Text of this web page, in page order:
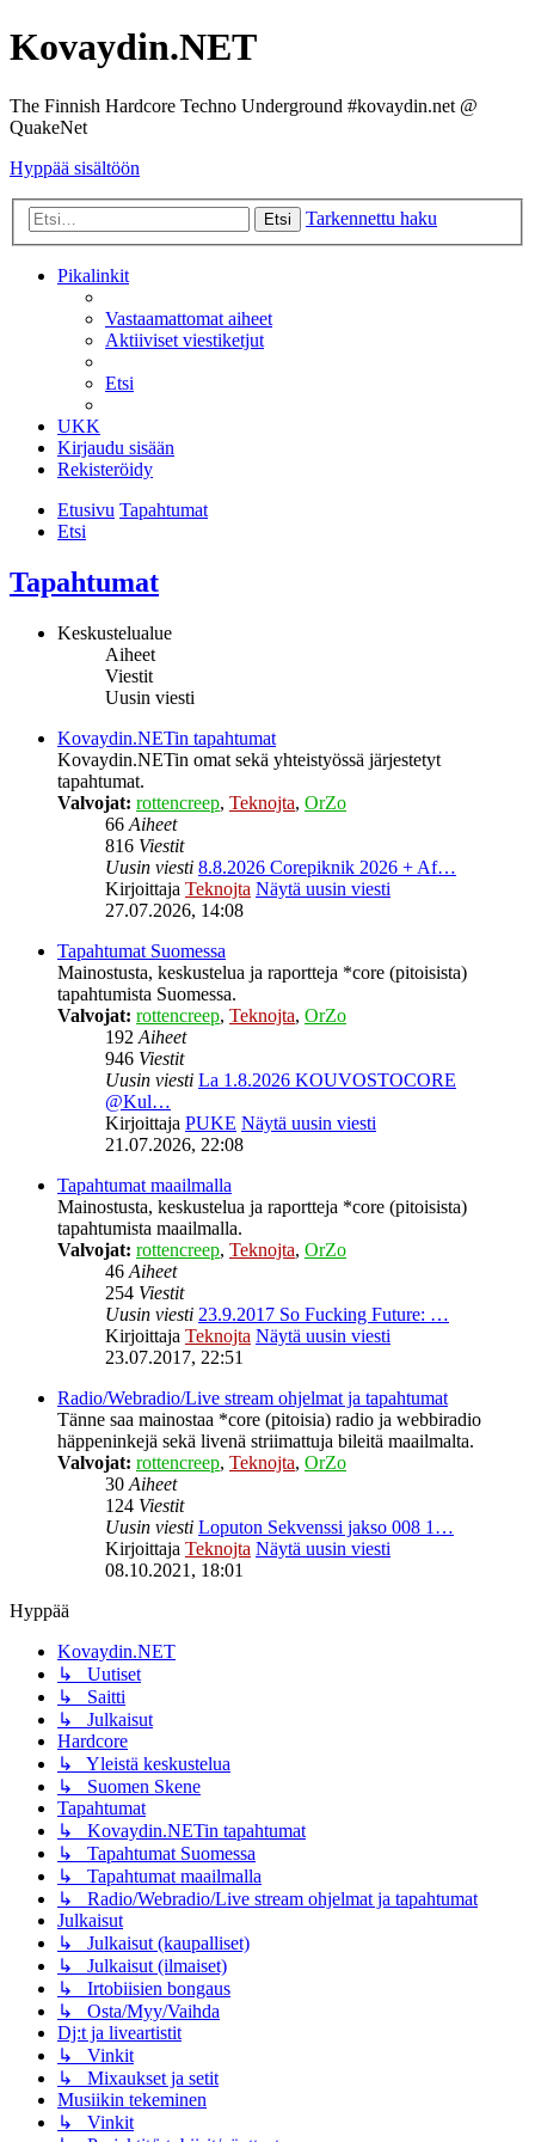
Kovaydin.NET
The Finnish Hardcore Techno Underground #kovaydin.net @
QuakeNet
Hyppää sisältöön
Etsi Tarkennettu haku
Pikalinkit
Vastaamattomat aiheet
Aktiiviset viestiketjut
Etsi
UKK
Kirjaudu sisään
Rekisteröidy
Etusivu Tapahtumat
Etsi
Tapahtumat
Keskustelualue
Aiheet
Viestit
Uusin viesti
Kovaydin.NETin tapahtumat
Kovaydin.NETin omat sekä yhteistyössä järjestetyt
tapahtumat.
Valvojat: rottencreep, Teknojta, OrZo
66 Aiheet
816 Viestit
Uusin viesti 8.8.2026 Corepiknik 2026 + Af…
Kirjoittaja Teknojta Näytä uusin viesti
27.07.2026, 14:08
Tapahtumat Suomessa
Mainostusta, keskustelua ja raportteja *core (pitoisista)
tapahtumista Suomessa.
Valvojat: rottencreep, Teknojta, OrZo
192 Aiheet
946 Viestit
Uusin viesti La 1.8.2026 KOUVOSTOCORE
@Kul…
Kirjoittaja PUKE Näytä uusin viesti
21.07.2026, 22:08
Tapahtumat maailmalla
Mainostusta, keskustelua ja raportteja *core (pitoisista)
tapahtumista maailmalla.
Valvojat: rottencreep, Teknojta, OrZo
46 Aiheet
254 Viestit
Uusin viesti 23.9.2017 So Fucking Future: …
Kirjoittaja Teknojta Näytä uusin viesti
23.07.2017, 22:51
Radio/Webradio/Live stream ohjelmat ja tapahtumat
Tänne saa mainostaa *core (pitoisia) radio ja webbiradio
häppeninkejä sekä livenä striimattuja bileitä maailmalta.
Valvojat: rottencreep, Teknojta, OrZo
30 Aiheet
124 Viestit
Uusin viesti Loputon Sekvenssi jakso 008 1…
Kirjoittaja Teknojta Näytä uusin viesti
08.10.2021, 18:01
Hyppää
Kovaydin.NET
↳ Uutiset
↳ Saitti
↳ Julkaisut
Hardcore
↳ Yleistä keskustelua
↳ Suomen Skene
Tapahtumat
↳ Kovaydin.NETin tapahtumat
↳ Tapahtumat Suomessa
↳ Tapahtumat maailmalla
↳ Radio/Webradio/Live stream ohjelmat ja tapahtumat
Julkaisut
↳ Julkaisut (kaupalliset)
↳ Julkaisut (ilmaiset)
↳ Irtobiisien bongaus
↳ Osta/Myy/Vaihda
Dj:t ja liveartistit
↳ Vinkit
↳ Mixaukset ja setit
Musiikin tekeminen
↳ Vinkit